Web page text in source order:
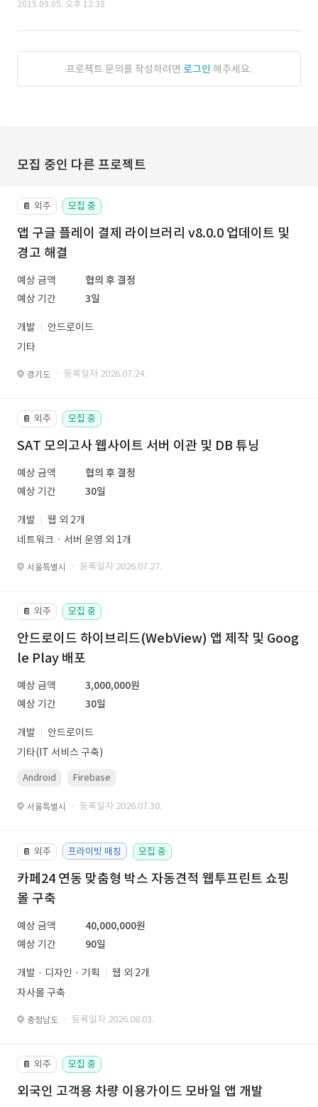
2015.09.05. 오후 12:38
프로젝트 문의를 작성하려면 로그인 해주세요.
모집 중인 다른 프로젝트
📔 외주 모집 중
앱 구글 플레이 결제 라이브러리 v8.0.0 업데이트 및
경고 해결
예상 금액
협의 후 결정
예상 기간
3일
개발
안드로이드
기타
경기도 · 등록일자 2026.07.24.
📔 외주 모집 중
SAT 모의고사 웹사이트 서버 이관 및 DB 튜닝
예상 금액
협의 후 결정
예상 기간
30일
개발
웹 외 2개
네트워크ㆍ서버 운영 외 1개
서울특별시 · 등록일자 2026.07.27.
📔 외주 모집 중
안드로이드 하이브리드(WebView) 앱 제작 및 Goog
le Play 배포
예상 금액
3,000,000원
예상 기간
30일
개발
안드로이드
기타(IT 서비스 구축)
Android Firebase
서울특별시 · 등록일자 2026.07.30.
📔 외주 프라이빗 매칭 모집 중
카페24 연동 맞춤형 박스 자동견적 웹투프린트 쇼핑
몰 구축
예상 금액
40,000,000원
예상 기간
90일
개발 · 디자인 · 기획
웹 외 2개
자사몰 구축
충청남도 · 등록일자 2026.08.03.
📔 외주 모집 중
외국인 고객용 차량 이용가이드 모바일 앱 개발